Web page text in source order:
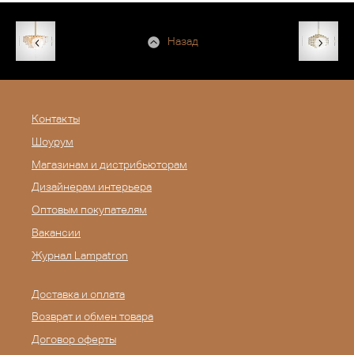
Назад
Контакты
Шоурум
Магазинам и дистрибьюторам
Дизайнерам интерьера
Оптовым покупателям
Вакансии
Журнал Lampatron
Доставка и оплата
Возврат и обмен товара
Договор оферты